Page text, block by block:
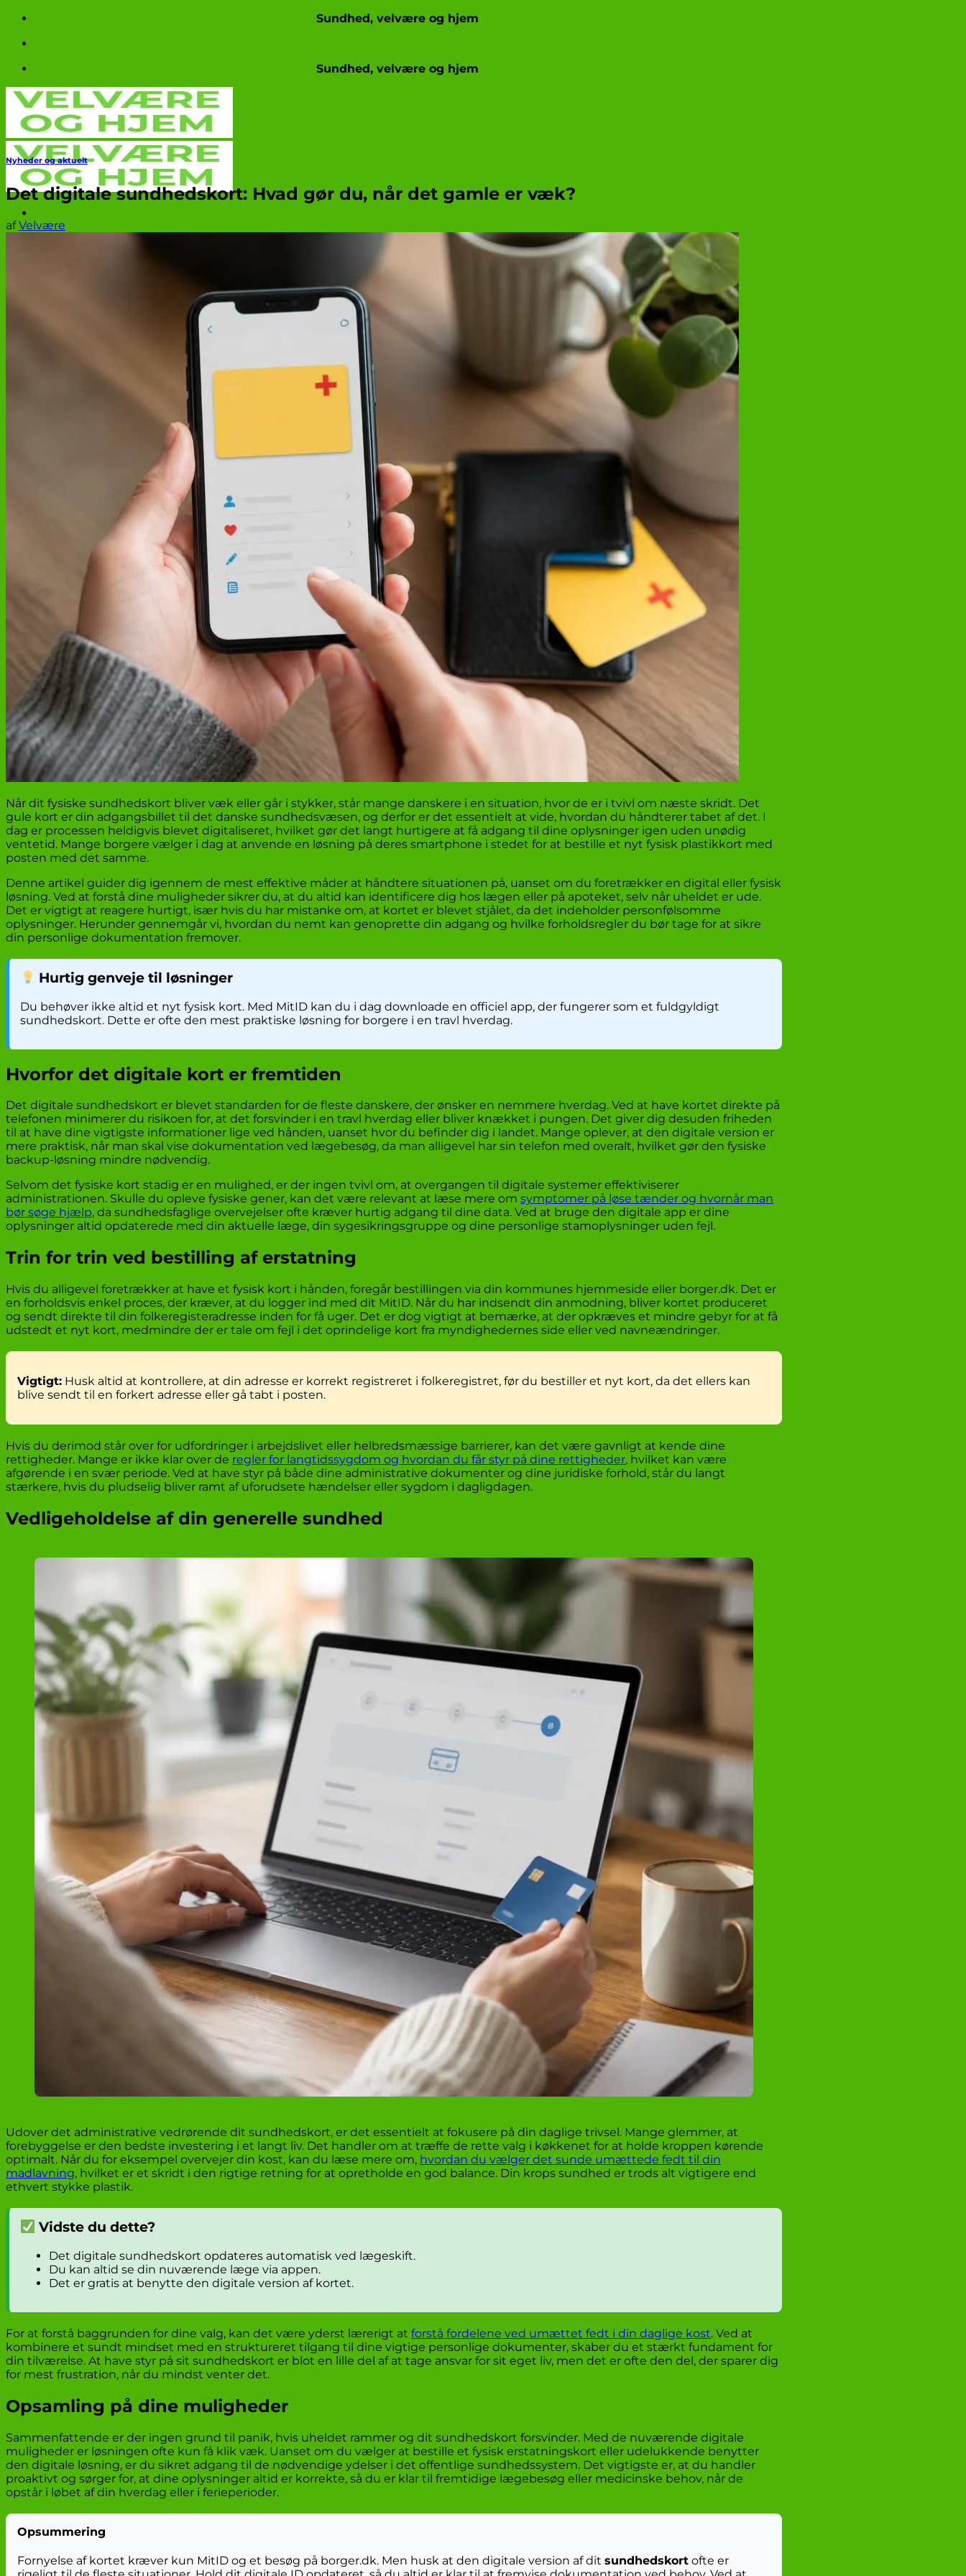
Fortsæt
indhold
Sundhed, velvære og hjem
Sundhed, velvære og hjem
Nyheder og aktuelt
Det digitale sundhedskort: Hvad gør du, når det gamle er væk?
afVelvære
Når dit fysiske sundhedskort bliver væk eller går i stykker, står mange danskere i en situation, hvor de er i tvivl om næste skridt. Det
gule kort er din adgangsbillet til det danske sundhedsvæsen, og derfor er det essentielt at vide, hvordan du håndterer tabet af det. I
dag er processen heldigvis blevet digitaliseret, hvilket gør det langt hurtigere at få adgang til dine oplysninger igen uden unødig
ventetid. Mange borgere vælger i dag at anvende en løsning på deres smartphone i stedet for at bestille et nyt fysisk plastikkort med
posten med det samme.
Denne artikel guider dig igennem de mest effektive måder at håndtere situationen på, uanset om du foretrækker en digital eller fysisk
løsning. Ved at forstå dine muligheder sikrer du, at du altid kan identificere dig hos lægen eller på apoteket, selv når uheldet er ude.
Det er vigtigt at reagere hurtigt, især hvis du har mistanke om, at kortet er blevet stjålet, da det indeholder personfølsomme
oplysninger. Herunder gennemgår vi, hvordan du nemt kan genoprette din adgang og hvilke forholdsregler du bør tage for at sikre
din personlige dokumentation fremover.
Hurtig genveje til løsninger
Du behøver ikke altid et nyt fysisk kort. Med MitID kan du i dag downloade en officiel app, der fungerer som et fuldgyldigt
sundhedskort. Dette er ofte den mest praktiske løsning for borgere i en travl hverdag.
Hvorfor det digitale kort er fremtiden
Det digitale sundhedskort er blevet standarden for de fleste danskere, der ønsker en nemmere hverdag. Ved at have kortet direkte på
telefonen minimerer du risikoen for, at det forsvinder i en travl hverdag eller bliver knækket i pungen. Det giver dig desuden friheden
til at have dine vigtigste informationer lige ved hånden, uanset hvor du befinder dig i landet. Mange oplever, at den digitale version er
mere praktisk, når man skal vise dokumentation ved lægebesøg, da man alligevel har sin telefon med overalt, hvilket gør den fysiske
backup-løsning mindre nødvendig.
Selvom det fysiske kort stadig er en mulighed, er der ingen tvivl om, at overgangen til digitale systemer effektiviserer
administrationen. Skulle du opleve fysiske gener, kan det være relevant at læse mere om symptomer på løse tænder og hvornår man
bør søge hjælp, da sundhedsfaglige overvejelser ofte kræver hurtig adgang til dine data. Ved at bruge den digitale app er dine
oplysninger altid opdaterede med din aktuelle læge, din sygesikringsgruppe og dine personlige stamoplysninger uden fejl.
Trin for trin ved bestilling af erstatning
Hvis du alligevel foretrækker at have et fysisk kort i hånden, foregår bestillingen via din kommunes hjemmeside eller borger.dk. Det er
en forholdsvis enkel proces, der kræver, at du logger ind med dit MitID. Når du har indsendt din anmodning, bliver kortet produceret
og sendt direkte til din folkeregisteradresse inden for få uger. Det er dog vigtigt at bemærke, at der opkræves et mindre gebyr for at få
udstedt et nyt kort, medmindre der er tale om fejl i det oprindelige kort fra myndighedernes side eller ved navneændringer.
Vigtigt: Husk altid at kontrollere, at din adresse er korrekt registreret i folkeregistret, før du bestiller et nyt kort, da det ellers kan
blive sendt til en forkert adresse eller gå tabt i posten.
Hvis du derimod står over for udfordringer i arbejdslivet eller helbredsmæssige barrierer, kan det være gavnligt at kende dine
rettigheder. Mange er ikke klar over de regler for langtidssygdom og hvordan du får styr på dine rettigheder, hvilket kan være
afgørende i en svær periode. Ved at have styr på både dine administrative dokumenter og dine juridiske forhold, står du langt
stærkere, hvis du pludselig bliver ramt af uforudsete hændelser eller sygdom i dagligdagen.
Vedligeholdelse af din generelle sundhed
Udover det administrative vedrørende dit sundhedskort, er det essentielt at fokusere på din daglige trivsel. Mange glemmer, at
forebyggelse er den bedste investering i et langt liv. Det handler om at træffe de rette valg i køkkenet for at holde kroppen kørende
optimalt. Når du for eksempel overvejer din kost, kan du læse mere om, hvordan du vælger det sunde umættede fedt til din
madlavning, hvilket er et skridt i den rigtige retning for at opretholde en god balance. Din krops sundhed er trods alt vigtigere end
ethvert stykke plastik.
Vidste du dette?
Det digitale sundhedskort opdateres automatisk ved lægeskift.
Du kan altid se din nuværende læge via appen.
Det er gratis at benytte den digitale version af kortet.
For at forstå baggrunden for dine valg, kan det være yderst lærerigt at forstå fordelene ved umættet fedt i din daglige kost. Ved at
kombinere et sundt mindset med en struktureret tilgang til dine vigtige personlige dokumenter, skaber du et stærkt fundament for
din tilværelse. At have styr på sit sundhedskort er blot en lille del af at tage ansvar for sit eget liv, men det er ofte den del, der sparer dig
for mest frustration, når du mindst venter det.
Opsamling på dine muligheder
Sammenfattende er der ingen grund til panik, hvis uheldet rammer og dit sundhedskort forsvinder. Med de nuværende digitale
muligheder er løsningen ofte kun få klik væk. Uanset om du vælger at bestille et fysisk erstatningskort eller udelukkende benytter
den digitale løsning, er du sikret adgang til de nødvendige ydelser i det offentlige sundhedssystem. Det vigtigste er, at du handler
proaktivt og sørger for, at dine oplysninger altid er korrekte, så du er klar til fremtidige lægebesøg eller medicinske behov, når de
opstår i løbet af din hverdag eller i ferieperioder.
Opsummering
Fornyelse af kortet kræver kun MitID og et besøg på borger.dk. Men husk at den digitale version af dit sundhedskort ofte er